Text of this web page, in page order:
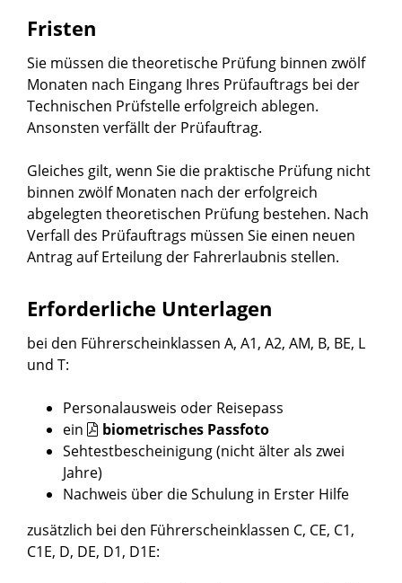
Fristen
Sie müssen die theoretische Prüfung binnen zwölf
Monaten nach Eingang Ihres Prüfauftrags bei der
Technischen Prüfstelle erfolgreich ablegen.
Ansonsten verfällt der Prüfauftrag.
Gleiches gilt, wenn Sie die praktische Prüfung nicht
binnen zwölf Monaten nach der erfolgreich
abgelegten theoretischen Prüfung bestehen. Nach
Verfall des Prüfauftrags müssen Sie einen neuen
Antrag auf Erteilung der Fahrerlaubnis stellen.
Erforderliche Unterlagen
bei den Führerscheinklassen A, A1, A2, AM, B, BE, L
und T:
Personalausweis oder Reisepass
ein
biometrisches Passfoto
Sehtestbescheinigung (nicht älter als zwei
Jahre)
Nachweis über die Schulung in Erster Hilfe
zusätzlich bei den Führerscheinklassen C, CE, C1,
C1E, D, DE, D1, D1E: